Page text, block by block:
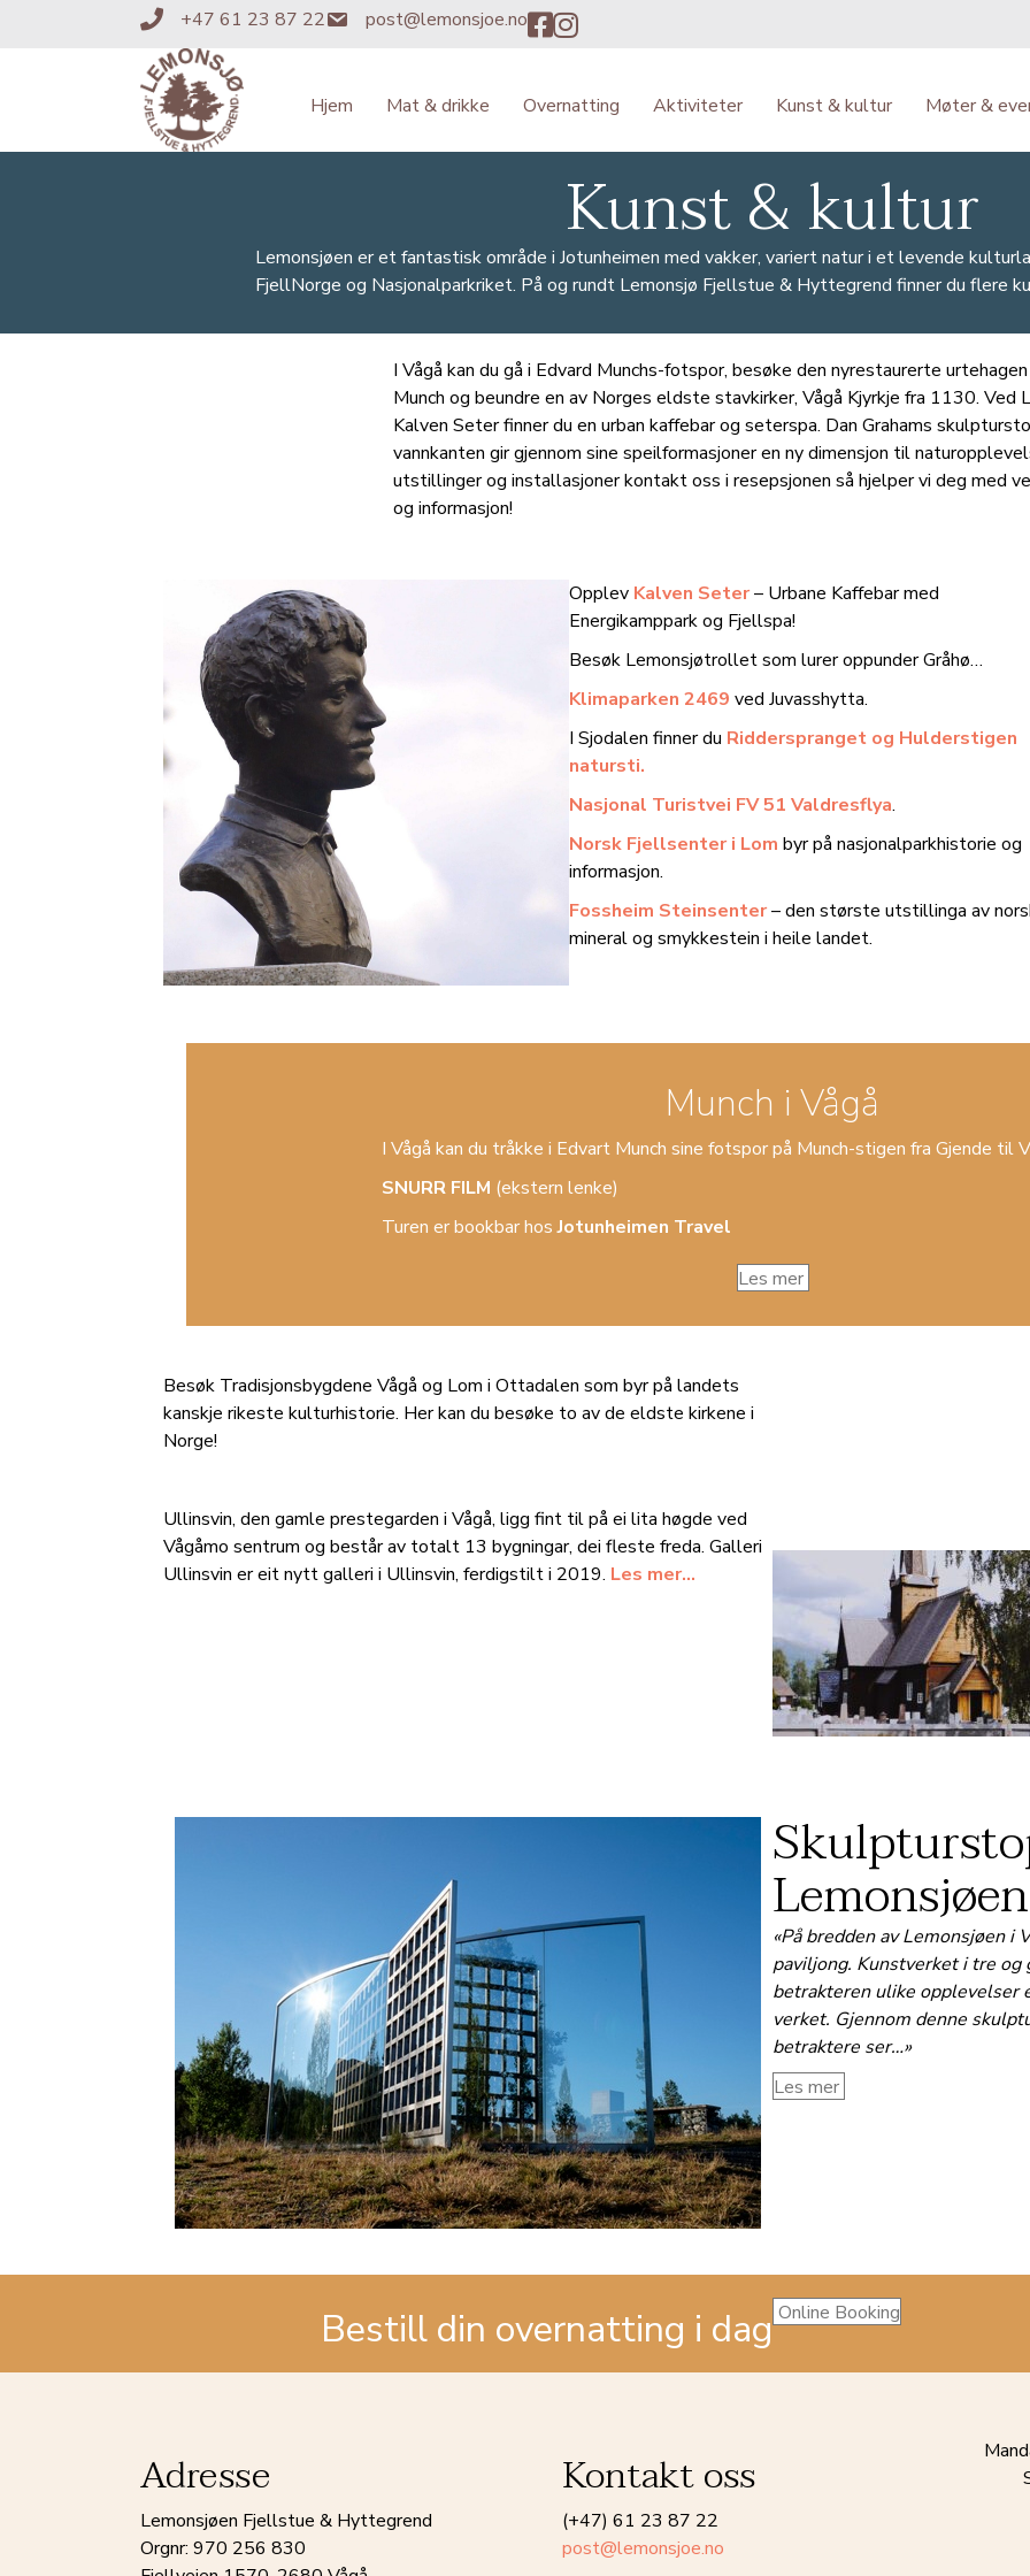
+4761238722
+47 61 23 87 22post@lemonsjoe.no
post@lemonsjoe.no
Hjem
Mat & drikke Overnatting Aktiviteter Kunst & kultur Møter &
Kunst & kultur
Lemonsjøen er et fantastisk område i Jotunheimen med vakker, variert natur i et levende
FjellNorge og Nasjonalparkriket. På og rundt Lemonsjø Fjellstue & Hyttegrend finner du flere
I Vågå kan du gå i Edvard Munchs-fotspor, besøke den nyrestaurerte
Munch og beundre en av Norges eldste stavkirker, Vågå Kjyrkje fra 1130. Ved
Kalven Seter finner du en urban kaffebar og seterspa. Dan Grahams
vannkanten gir gjennom sine speilformasjoner en ny dimensjon til
utstillinger og installasjoner kontakt oss i resepsjonen så hjelper vi deg med
og informasjon!
Opplev Kalven Seter– Urbane Kaffebar med
Energikamppark og Fjellspa!
Besøk Lemonsjøtrollet som lurer oppunder Gråhø…
Klimaparken 2469 ved Juvasshytta.
I Sjodalen finner du Ridderspranget og Hulderstigen
natursti.
Nasjonal Turistvei FV 51 Valdresflya.
Norsk Fjellsenter i Lom byr på nasjonalparkhistorie og
informasjon.
Fossheim Steinsenter– den største utstillinga av
mineral og smykkestein i heile landet.
Munch i Vågå
I Vågå kan du tråkke i Edvart Munch sine fotspor på Munch-stigen fra Gjende til
SNURR FILM (ekstern lenke)
Turen er bookbar hosJotunheimen Travel
Les mer
Besøk Tradisjonsbygdene Vågå og Lom i Ottadalen som byr på landets
kanskje rikeste kulturhistorie. Her kan du besøke to av de eldste kirkene i
Norge!
Ullinsvin, den gamle prestegarden i Vågå, ligg fint til på ei lita høgde ved
Vågåmo sentrum og består av totalt 13 bygningar, dei fleste freda. Galleri
Ullinsvin er eit nytt galleri i Ullinsvin, ferdigstilt i 2019. Les mer…
Lemonsjøen
«På bredden av Lemonsjøen i
paviljong. Kunstverket i tre
betrakteren ulike opplevelser
verket. Gjennom denne
betraktere ser…»
Les mer
Bestill din overnatting i dag Online Booking
Adresse
Lemonsjøen Fjellstue & Hyttegrend
Orgnr: 970 256 830
Kontakt oss
(+47) 61 23 87 22
post@lemonsjoe.no